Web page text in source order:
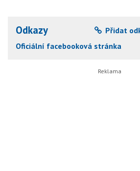
Odkazy Přidat
Oficiální facebooková stránka